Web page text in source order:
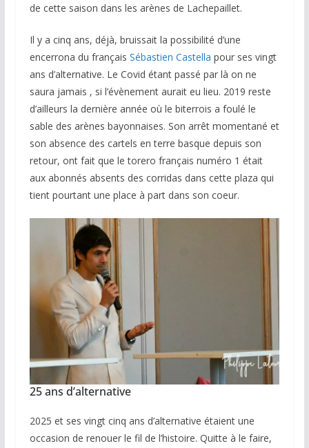
de cette saison dans les arènes de Lachepaillet.
Il y a cinq ans, déjà, bruissait la possibilité d’une
encerrona du français Sébastien Castella pour ses vingt
ans d’alternative. Le Covid étant passé par là on ne
saura jamais , si l’évènement aurait eu lieu. 2019 reste
d’ailleurs la dernière année où le biterrois a foulé le
sable des arènes bayonnaises. Son arrêt momentané et
son absence des cartels en terre basque depuis son
retour, ont fait que le torero français numéro 1 était
aux abonnés absents des corridas dans cette plaza qui
tient pourtant une place à part dans son coeur.
25 ans d’alternative
2025 et ses vingt cinq ans d’alternative étaient une
occasion de renouer le fil de l’histoire. Quitte à le faire,